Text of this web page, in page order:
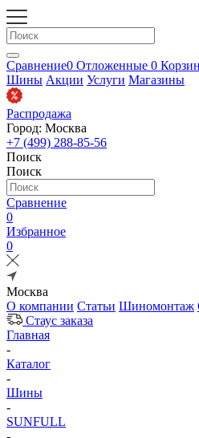
Сравнение0 Отложенные 0
Шины Акции Услуги Магазины
Распродажа
Город: Москва
+7 (499) 288-85-56
Поиск
Поиск
Сравнение
0
Избранное
0
Москва
О компании Статьи Шиномонтаж
Стаус заказа
Главная
-
Каталог
-
Шины
-
SUNFULL